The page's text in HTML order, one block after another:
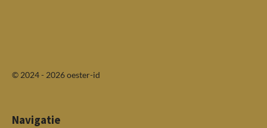
© 2024 - 2026 oester-id
Navigatie